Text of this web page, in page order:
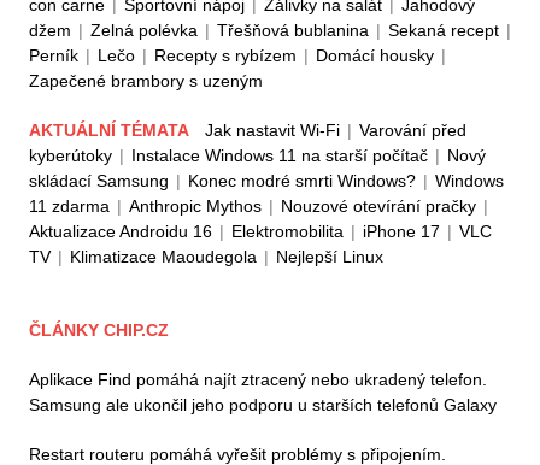
con carne | Sportovní nápoj | Zálivky na salát | Jahodový
džem | Zelná polévka | Třešňová bublanina | Sekaná recept |
Perník | Lečo | Recepty s rybízem | Domácí housky |
Zapečené brambory s uzeným
AKTUÁLNÍ TÉMATA Jak nastavit Wi-Fi | Varování před
kyberútoky | Instalace Windows 11 na starší počítač | Nový
skládací Samsung | Konec modré smrti Windows? | Windows
11 zdarma | Anthropic Mythos | Nouzové otevírání pračky |
Aktualizace Androidu 16 | Elektromobilita | iPhone 17 | VLC
TV | Klimatizace Maoudegola | Nejlepší Linux
ČLÁNKY CHIP.CZ
Aplikace Find pomáhá najít ztracený nebo ukradený telefon.
Samsung ale ukončil jeho podporu u starších telefonů Galaxy
Restart routeru pomáhá vyřešit problémy s připojením.